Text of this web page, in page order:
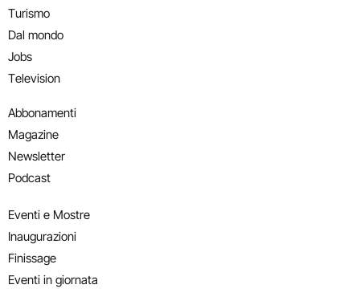
Turismo
Dal mondo
Jobs
Television
Abbonamenti
Magazine
Newsletter
Podcast
Eventi e Mostre
Inaugurazioni
Finissage
Eventi in giornata